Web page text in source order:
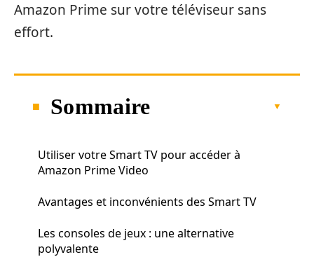
Amazon Prime sur votre téléviseur sans
effort.
Sommaire
Utiliser votre Smart TV pour accéder à
Amazon Prime Video
Avantages et inconvénients des Smart TV
Les consoles de jeux : une alternative
polyvalente